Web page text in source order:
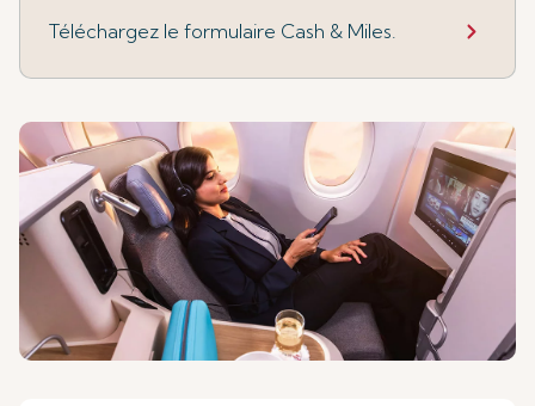
Téléchargez le formulaire Cash & Miles.